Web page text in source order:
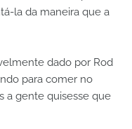
la da maneira que a
dado por Rod
para comer no
a gente quisesse que